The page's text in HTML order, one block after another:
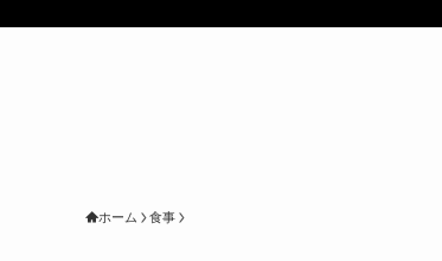
ホーム 食事